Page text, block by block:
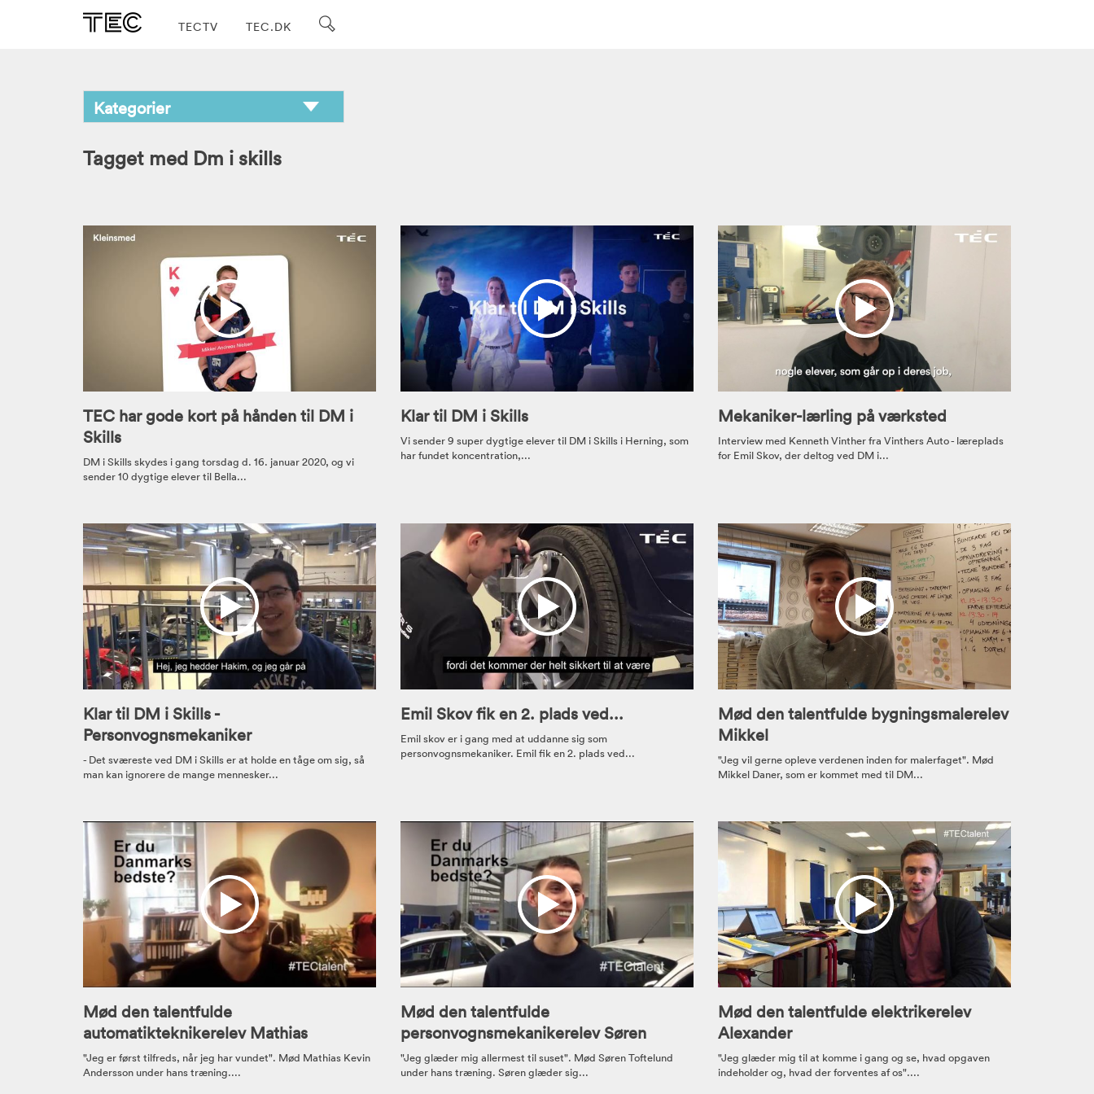
TECTV TEC.DK
Tagget med Dm i skills
TEC har gode kort på hånden til DM i
Skills
DM i Skills skydes i gang torsdag d. 16. januar 2020, og vi
sender 10 dygtige elever til Bella...
Klar til DM i Skills
Vi sender 9 super dygtige elever til DM i Skills i Herning, som
har fundet koncentration,...
Mekaniker-lærling på værksted
Interview med Kenneth Vinther fra Vinthers Auto - læreplads
for Emil Skov, der deltog ved DM i...
Klar til DM i Skills -
Personvognsmekaniker
- Det sværeste ved DM i Skills er at holde en tåge om sig, så
man kan ignorere de mange mennesker...
Emil Skov fik en 2. plads ved...
Emil skov er i gang med at uddanne sig som
personvognsmekaniker. Emil fik en 2. plads ved...
Mød den talentfulde bygningsmalerelev
Mikkel
"Jeg vil gerne opleve verdenen inden for malerfaget". Mød
Mikkel Daner, som er kommet med til DM...
Mød den talentfulde
automatikteknikerelev Mathias
"Jeg er først tilfreds, når jeg har vundet". Mød Mathias Kevin
Andersson under hans træning....
Mød den talentfulde
personvognsmekanikerelev Søren
"Jeg glæder mig allermest til suset". Mød Søren Toftelund
under hans træning. Søren glæder sig...
Mød den talentfulde elektrikerelev
Alexander
"Jeg glæder mig til at komme i gang og se, hvad opgaven
indeholder og, hvad der forventes af os"....